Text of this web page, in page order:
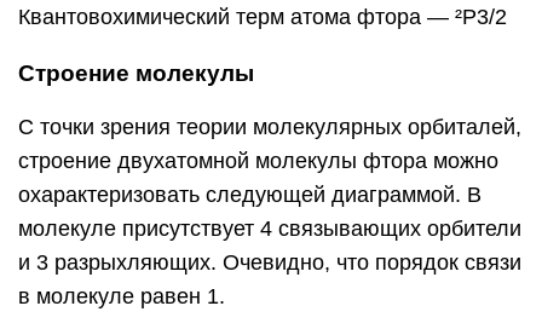
Квантовохимический терм атома фтора — ²P3/2
Строение молекулы
С точки зрения теории молекулярных орбиталей,
строение двухатомной молекулы фтора можно
охарактеризовать следующей диаграммой. В
молекуле присутствует 4 связывающих орбители
и 3 разрыхляющих. Очевидно, что порядок связи
в молекуле равен 1.